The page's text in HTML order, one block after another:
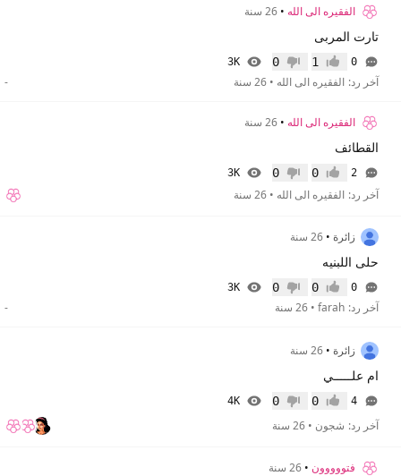
الفقيره الى الله • 26 سنة
تارت المربى
0 إعجاب1 عدم إعجاب
0
3K
آخر رد: الفقيره الى الله • 26 سنة -
الفقيره الى الله • 26 سنة
القطائف
2 إعجاب0 عدم إعجاب
0
3K
آخر رد: الفقيره الى الله • 26 سنة
زائرة • 26 سنة
حلى اللبنيه
0 إعجاب0 عدم إعجاب
0
3K
آخر رد: farah
• 26 سنة -
زائرة • 26 سنة
ام علـــــي
4 إعجاب0 عدم إعجاب
0
4K
آخر رد: شجون • 26 سنة
فتووووون • 26 سنة